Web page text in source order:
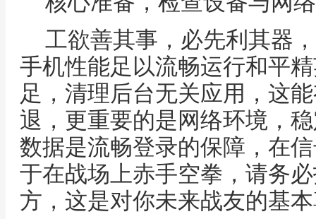
工欲善其事，必先利其器
手机性能足以流畅运行和平
足，清理后台无关应用，这
退，更重要的是网络环境，
数据是流畅登录的保障，在
于在战场上赤手空拳，请务
方，这是对你未来战友的基